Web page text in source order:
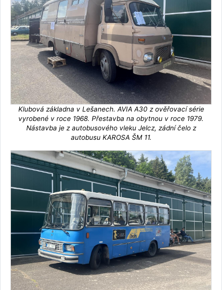
Klubová základna v Lešanech. AVIA A30 z ověřovací série
vyrobené v roce 1968. Přestavba na obytnou v roce 1979.
Nástavba je z autobusového vleku Jelcz, zádní čelo z
autobusu KAROSA ŠM 11.